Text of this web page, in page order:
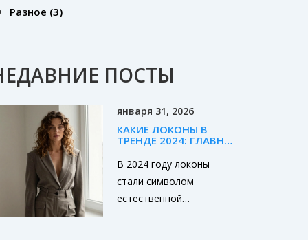
Разное (3)
ПОСТЫ
января 31, 2026
КАКИЕ ЛОКОНЫ В
ТРЕНДЕ 2024: ГЛАВНЫЕ
НОСИТЬ
В 2024 году локоны
стали символом
естественной